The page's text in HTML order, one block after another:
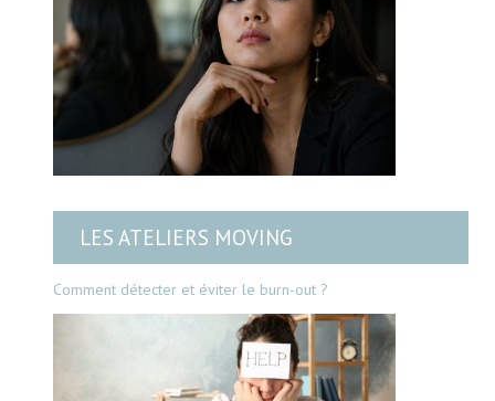
LES ATELIERS MOVING
Comment détecter et éviter le burn-out ?